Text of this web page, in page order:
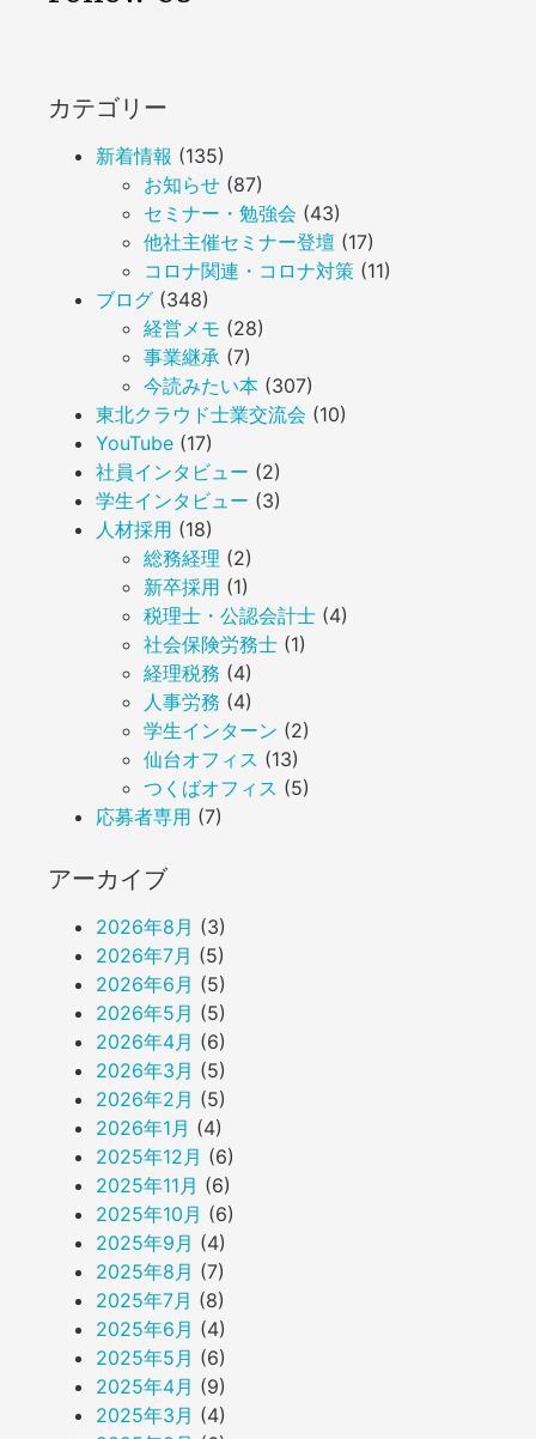
カテゴリー
新着情報 (135)
お知らせ (87)
セミナー・勉強会 (43)
他社主催セミナー登壇 (17)
コロナ関連・コロナ対策 (11)
ブログ (348)
経営メモ (28)
事業継承 (7)
今読みたい本 (307)
東北クラウド士業交流会 (10)
YouTube (17)
社員インタビュー (2)
学生インタビュー (3)
人材採用 (18)
総務経理 (2)
新卒採用 (1)
税理士・公認会計士 (4)
社会保険労務士 (1)
経理税務 (4)
人事労務 (4)
学生インターン (2)
仙台オフィス (13)
つくばオフィス (5)
応募者専用 (7)
アーカイブ
2026年8月 (3)
2026年7月 (5)
2026年6月 (5)
2026年5月 (5)
2026年4月 (6)
2026年3月 (5)
2026年2月 (5)
2026年1月 (4)
2025年12月 (6)
2025年11月 (6)
2025年10月 (6)
2025年9月 (4)
2025年8月 (7)
2025年7月 (8)
2025年6月 (4)
2025年5月 (6)
2025年4月 (9)
2025年3月 (4)